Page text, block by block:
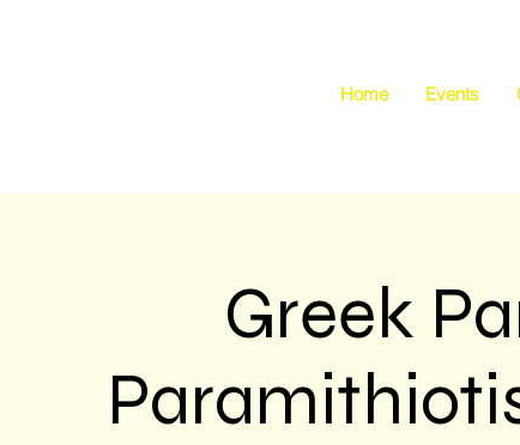
Home Events
Greek